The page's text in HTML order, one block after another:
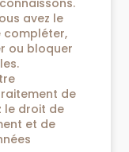
avez le
compléter,
ou bloquer
de
le droit de
et de